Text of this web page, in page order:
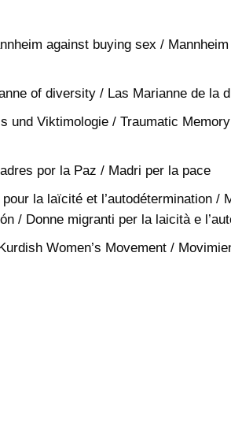
against buying sex /
of diversity / Las Marianne de la
und Viktimologie / Traumatic
por la Paz / Madri per la pace
la laïcité et l’autodétermination /
/ Donne migranti per la laicità e
Women’s Movement /